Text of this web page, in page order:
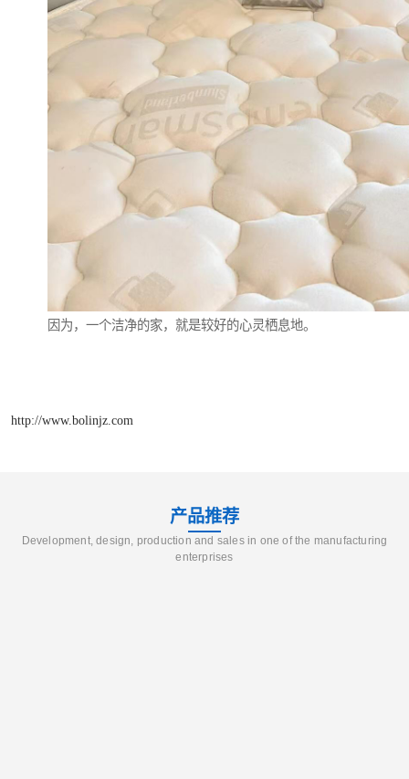
因为，一个洁净的家，就是较好的心灵栖息地。
http://www.bolinjz.com
产品推荐
Development, design, production and sales in one of the manufacturing
enterprises